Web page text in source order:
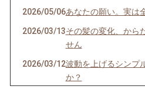
2026/05/06あなたの願い。実は
2026/03/13その髪の変化、から
せん
2026/03/12波動を上げるシンプ
か？